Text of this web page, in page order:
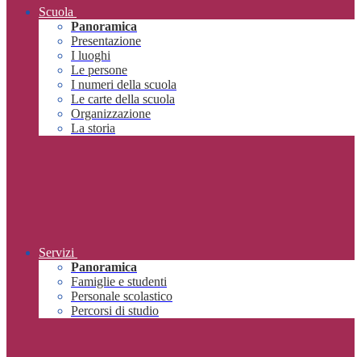
Scuola
Panoramica
Presentazione
I luoghi
Le persone
I numeri della scuola
Le carte della scuola
Organizzazione
La storia
Servizi
Panoramica
Famiglie e studenti
Personale scolastico
Percorsi di studio